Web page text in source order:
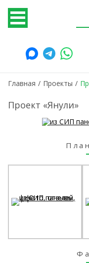
Главная / Проекты /
Проект «Янули»